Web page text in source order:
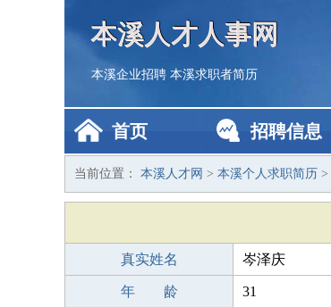
本溪人才人事网
本溪企业招聘 本溪求职者简历
首页 招聘信息
当前位置： 本溪人才网 > 本溪个人求职简历 >
真实姓名 岑泽庆
年 龄 31